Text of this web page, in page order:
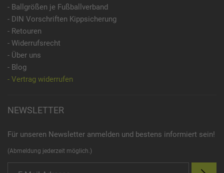
- Ballgrößen je Fußballverband
- DIN Vorschriften Kippsicherung
- Retouren
- Widerrufsrecht
- Über uns
- Blog
- Vertrag widerrufen
NEWSLETTER
Für unseren Newsletter anmelden und bestens informiert sein!
(Abmeldung jederzeit möglich.)